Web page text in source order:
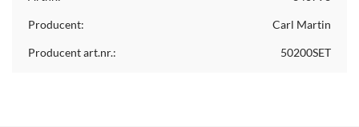
Producent: Carl Martin
Producent art.nr.: 50200SET